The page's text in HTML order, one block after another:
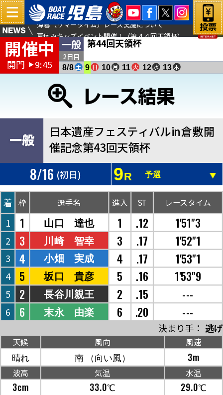
開催中
開門 ▶9:45
一般 第44回天領杯
2日目
8/8 土 9 日 10 月 11 火 12 水 13 木
倉敷児島塩結びカフェよりお得な商品販売のお知らせ
夏休みキッズイベント開催！（第４４回天領杯）
薄暮（サマータイム）レース実施について
8/16 (初日) 9R 予選
日本遺産フェスティバルin倉敷開
催記念第43回天領杯
着 枠 選手名 進入 ST レースタイム
1 1 山口 達也 1 .12 1'51"3
2 3 川崎 智幸 3 .17 1'52"1
3 4 小畑 実成 4 .17 1'53"1
4 5 坂口 貴彦 5 .16 1'53"9
5 2 長谷川親王 2 .15 ---
6 6 末永 由楽 6 .20 ---
決まり手： 逃げ
天候 風向 風速
晴れ 南 （向い風） 3m
波高 気温 水温
3cm 33.0℃ 29.0℃